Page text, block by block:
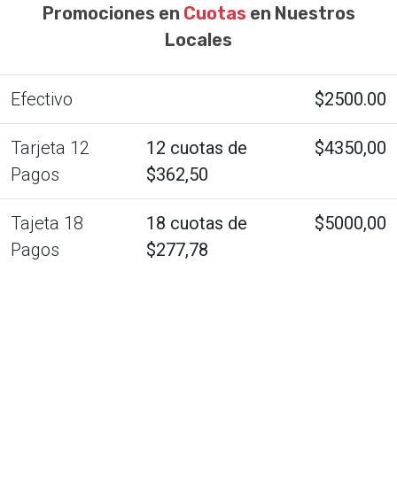
Promociones en Cuotas en Nuestros
Locales
Efectivo $2500.00
Tarjeta 12
Pagos
12 cuotas de
$362,50
$4350,00
Tajeta 18
Pagos
18 cuotas de
$277,78
$5000,00